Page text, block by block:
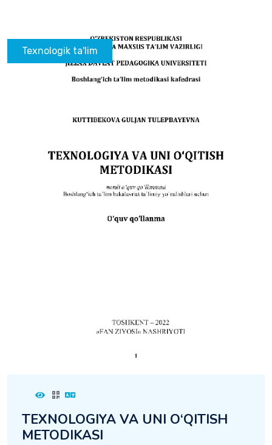
Texnologik ta'lim
TEXNOLOGIYA VA UNI O‘QITISH
METODIKASI